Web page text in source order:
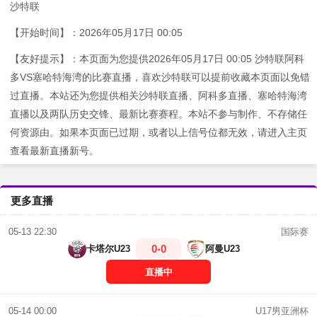
沙特联
【开始时间】：2026年05月17日 00:05
【友好提示】：本页面为您提供2026年05月17日 00:05 沙特联阿科
多VS塞哈特海湾的比赛直播，喜欢沙特联可以提前收藏本页面以免错
过直播。本站还为您提供相关沙特联直播、阿科多直播、塞哈特海湾
直播以及两队历史交锋、最新比赛赛程。本站不参与制作、不存储任
何资源由。如果本页面已过期，或者以上信号位都无效，请进入主页
查看最新直播新号。
更多直播
05-13 22:30
国际赛
卡塔尔U23
0-0 阿曼U23
直播中
05-14 00:00
U17男亚洲杯